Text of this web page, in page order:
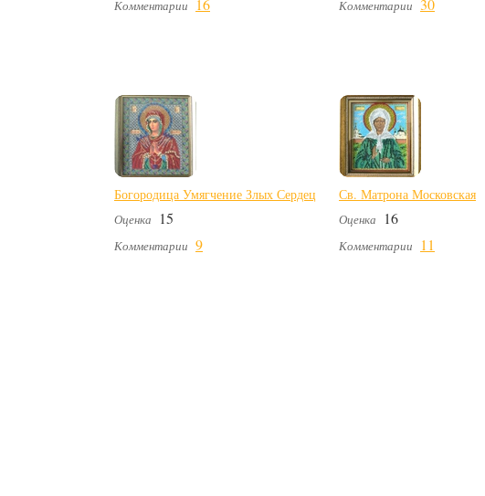
Комментарии 16 Комментарии 30
Богородица Умягчение Злых Сердец
Оценка 15
Комментарии 9
Св. Матрона Московская
Оценка 16
Комментарии 11